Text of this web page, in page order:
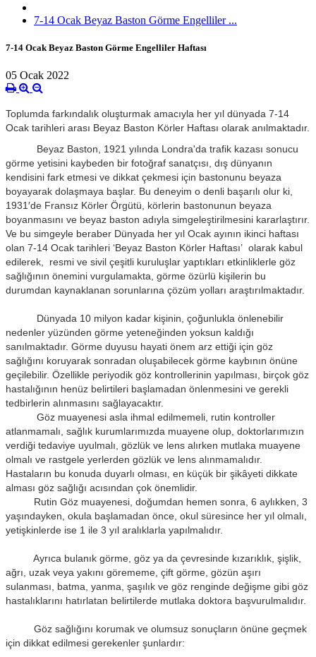
7-14 Ocak Beyaz Baston Görme Engelliler ...
7-14 Ocak Beyaz Baston Görme Engelliler Haftası
05 Ocak 2022
Toplumda farkındalık oluşturmak amacıyla her yıl dünyada 7-14
Ocak tarihleri arası Beyaz Baston Körler Haftası olarak anılmaktadır.
Beyaz Baston, 1921 yılında Londra'da trafik kazası sonucu
görme yetisini kaybeden bir fotoğraf sanatçısı, dış dünyanın
kendisini fark etmesi ve dikkat çekmesi için bastonunu beyaza
boyayarak dolaşmaya başlar. Bu deneyim o denli başarılı olur ki,
1931′de Fransız Körler Örgütü, körlerin bastonunun beyaza
boyanmasını ve beyaz baston adıyla simgeleştirilmesini kararlaştırır.
Ve bu simgeyle beraber Dünyada her yıl Ocak ayının ikinci haftası
olan 7-14 Ocak tarihleri ‘Beyaz Baston Körler Haftası’ olarak kabul
edilerek, resmi ve sivil çeşitli kuruluşlar yaptıkları etkinliklerle göz
sağlığının önemini vurgulamakta, görme özürlü kişilerin bu
durumdan kaynaklanan sorunlarına çözüm yolları araştırılmaktadır.
Dünyada 10 milyon kadar kişinin, çoğunlukla önlenebilir
nedenler yüzünden görme yeteneğinden yoksun kaldığı
sanılmaktadır. Görme duyusu hayati önem arz ettiği için göz
sağlığını koruyarak sonradan oluşabilecek görme kaybının önüne
geçilebilir. Özellikle periyodik göz kontrollerinin yapılması, birçok göz
hastalığının henüz belirtileri başlamadan önlenmesini ve gerekli
tedbirlerin alınmasını sağlayacaktır.
Göz muayenesi asla ihmal edilmemeli, rutin kontroller
atlanmamalı, sağlık kurumlarımızda muayene olup, doktorlarımızın
verdiği tedaviye uyulmalı, gözlük ve lens alırken mutlaka muayene
olmalı ve rastgele yerlerden gözlük ve lens alınmamalıdır.
Hastaların bu konuda duyarlı olması, en küçük bir şikâyeti dikkate
alması göz sağlığı acısından çok önemlidir.
Rutin Göz muayenesi, doğumdan hemen sonra, 6 aylıkken, 3
yaşındayken, okula başlamadan önce, okul süresince her yıl olmalı,
yetişkinlerde ise 1 ile 3 yıl aralıklarla yapılmalıdır.
Ayrıca bulanık görme, göz ya da çevresinde kızarıklık, şişlik,
ağrı, uzak veya yakını görememe, çift görme, gözün aşırı
sulanması, batma, yanma, şaşılık ve göz renginde değişme gibi göz
hastalıklarını hatırlatan belirtilerde mutlaka doktora başvurulmalıdır.
Göz sağlığını korumak ve olumsuz sonuçların önüne geçmek
için dikkat edilmesi gerekenler şunlardır: